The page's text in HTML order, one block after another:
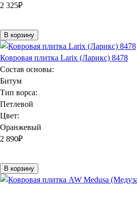
2 325₽
В корзину
Ковровая плитка Larix (Ларикс) 8478
Состав основы:
Битум
Тип ворса:
Петлевой
Цвет:
Оранжевый
2 890₽
В корзину